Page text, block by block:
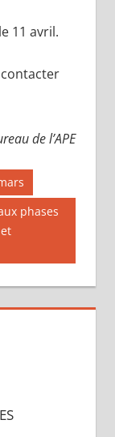
11 avril.
de l’APE
phases